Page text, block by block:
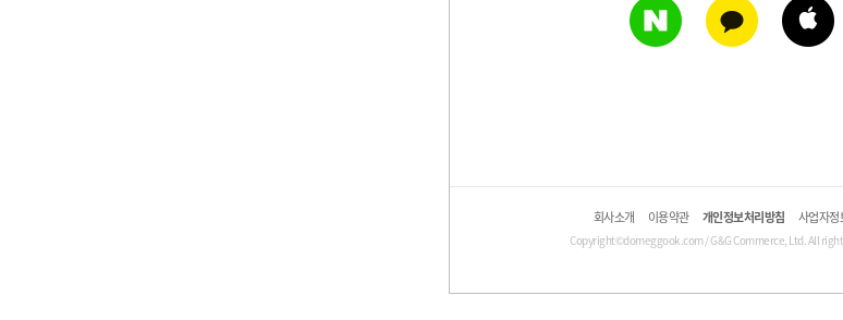
회사소개 이용약관 개인정보처리방침 사업자정
Copyright©domeggook.com / G&G Commerce, Ltd. All